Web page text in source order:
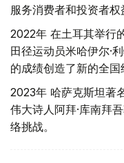
服务消费者和投资者权
2022年 在土耳其举行
田径运动员米哈伊尔·
的成绩创造了新的全国
2023年 哈萨克斯坦著
伟大诗人阿拜·库南拜
络挑战。